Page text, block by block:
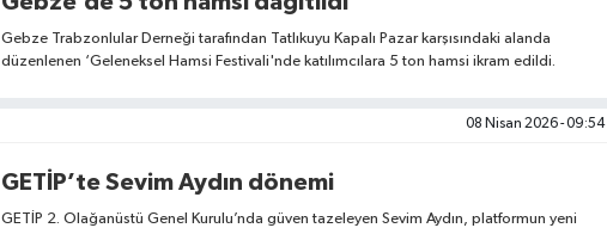
Gebze Trabzonlular Derneği tarafından Tatlıkuyu Kapalı Pazar karşısındaki alanda
düzenlenen ‘Geleneksel Hamsi Festivali'nde katılımcılara 5 ton hamsi ikram edildi.
08 Nisan 2026 - 09:54
GETİP’te Sevim Aydın dönemi
GETİP 2. Olağanüstü Genel Kurulu’nda güven tazeleyen Sevim Aydın, platformun yeni